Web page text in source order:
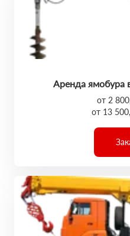
Аренда ямобура
от 2
от 13